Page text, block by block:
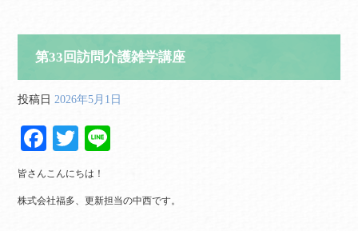
第33回訪問介護雑学講座
投稿日 2026年5月1日
Fa
ce
bo
ok
T
wi
tte
r
皆さんこんにちは！
株式会社福多、更新担当の中西です。